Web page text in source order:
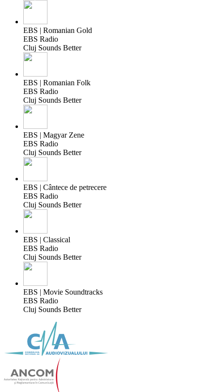
EBS | Romanian Gold
EBS Radio
Cluj Sounds Better
EBS | Romanian Folk
EBS Radio
Cluj Sounds Better
EBS | Magyar Zene
EBS Radio
Cluj Sounds Better
EBS | Cântece de petrecere
EBS Radio
Cluj Sounds Better
EBS | Classical
EBS Radio
Cluj Sounds Better
EBS | Movie Soundtracks
EBS Radio
Cluj Sounds Better